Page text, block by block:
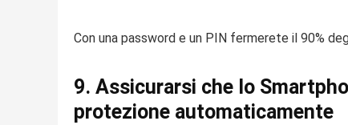
Con una password e un PIN fermerete il 90%
9. Assicurarsi che lo
protezione automaticamente